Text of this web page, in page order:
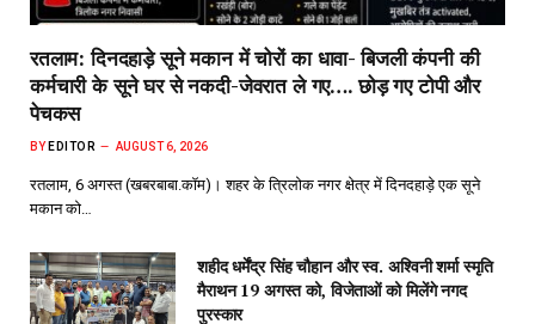
रतलाम: दिनदहाड़े सूने मकान में चोरों का धावा- बिजली कंपनी की
कर्मचारी के सूने घर से नकदी-जेवरात ले गए…. छोड़ गए टोपी और
पेचकस
BY EDITOR AUGUST 6, 2026
रतलाम, 6 अगस्त (खबरबाबा.कॉम)। शहर के त्रिलोक नगर क्षेत्र में दिनदहाड़े एक सूने
मकान को…
शहीद धर्मेंद्र सिंह चौहान और स्व. अश्विनी शर्मा स्मृति
मैराथन 19 अगस्त को, विजेताओं को मिलेंगे नगद
पुरस्कार